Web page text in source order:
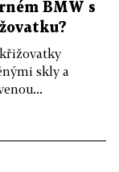
BMW s
křižovatky
skly a